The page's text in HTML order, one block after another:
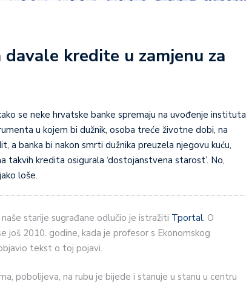
kredite u zamjenu za
se neke hrvatske banke spremaju na uvođenje instituta
u kojem bi dužnik, osoba treće životne dobi, na
a banka bi nakon smrti dužnika preuzela njegovu kuću,
takvih kredita osigurala ‘dostojanstvena starost’. No,
loše.
starije sugrađane odlučio je istražiti Tportal. O
još 2010. godine, kada je profesor s Ekonomskog
tekst o toj pojavi.
pobolijeva, na rubu je bijede i stanuje u stanu u centru